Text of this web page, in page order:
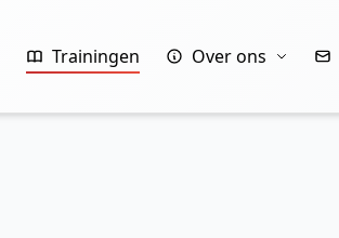
Trainingen Over ons